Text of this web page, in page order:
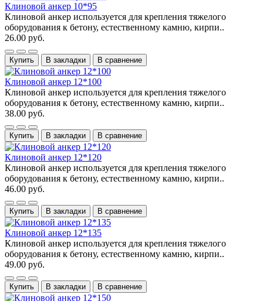
Клиновой анкер 10*95
Клиновой анкер используется для крепления тяжелого
оборудования к бетону, естественному камню, кирпи..
26.00 руб.
Купить В закладки В сравнение
Клиновой анкер 12*100
Клиновой анкер используется для крепления тяжелого
оборудования к бетону, естественному камню, кирпи..
38.00 руб.
Купить В закладки В сравнение
Клиновой анкер 12*120
Клиновой анкер используется для крепления тяжелого
оборудования к бетону, естественному камню, кирпи..
46.00 руб.
Купить В закладки В сравнение
Клиновой анкер 12*135
Клиновой анкер используется для крепления тяжелого
оборудования к бетону, естественному камню, кирпи..
49.00 руб.
Купить В закладки В сравнение